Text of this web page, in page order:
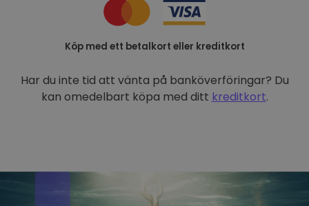
Köp med ett betalkort eller kreditkort
Har du inte tid att vänta på banköverföringar? Du
kan omedelbart köpa med ditt kreditkort.